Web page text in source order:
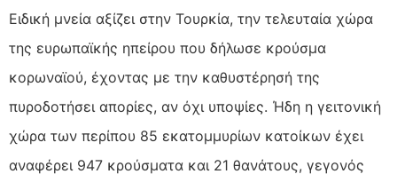
Ειδική μνεία αξίζει στην Τουρκία, την τελευταία χώρα
της ευρωπαϊκής ηπείρου που δήλωσε κρούσμα
κορωναϊού, έχοντας με την καθυστέρησή της
πυροδοτήσει απορίες, αν όχι υποψίες. Ήδη η γειτονική
χώρα των περίπου 85 εκατομμυρίων κατοίκων έχει
αναφέρει 947 κρούσματα και 21 θανάτους, γεγονός